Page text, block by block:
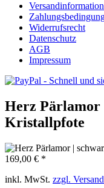
Widerrufsrecht
Datenschutz
AGB
Impressum
Herz Pärlamor
Kristallpfote
169,00 € *
inkl. MwSt. zzgl.